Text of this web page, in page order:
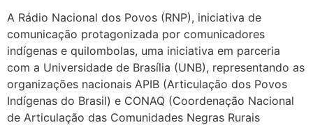
A Rádio Nacional dos Povos (RNP), iniciativa de
comunicação protagonizada por comunicadores
indígenas e quilombolas, uma iniciativa em parceria
com a Universidade de Brasília (UNB), representando as
organizações nacionais APIB (Articulação dos Povos
Indígenas do Brasil) e CONAQ (Coordenação Nacional
de Articulação das Comunidades Negras Rurais